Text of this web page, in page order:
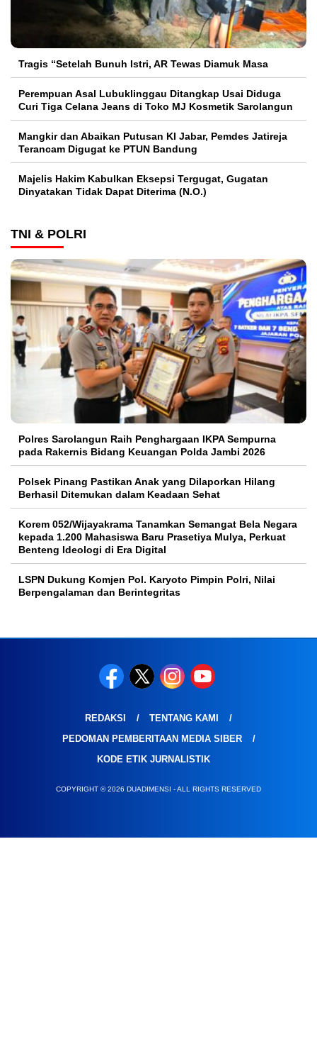
Tragis “Setelah Bunuh Istri, AR Tewas Diamuk Masa
Perempuan Asal Lubuklinggau Ditangkap Usai Diduga
Curi Tiga Celana Jeans di Toko MJ Kosmetik Sarolangun
Mangkir dan Abaikan Putusan KI Jabar, Pemdes Jatireja
Terancam Digugat ke PTUN Bandung
Majelis Hakim Kabulkan Eksepsi Tergugat, Gugatan
Dinyatakan Tidak Dapat Diterima (N.O.)
TNI & POLRI
Polres Sarolangun Raih Penghargaan IKPA Sempurna
pada Rakernis Bidang Keuangan Polda Jambi 2026
Polsek Pinang Pastikan Anak yang Dilaporkan Hilang
Berhasil Ditemukan dalam Keadaan Sehat
Korem 052/Wijayakrama Tanamkan Semangat Bela Negara
kepada 1.200 Mahasiswa Baru Prasetiya Mulya, Perkuat
Benteng Ideologi di Era Digital
LSPN Dukung Komjen Pol. Karyoto Pimpin Polri, Nilai
Berpengalaman dan Berintegritas
REDAKSI
TENTANG KAMI
PEDOMAN PEMBERITAAN MEDIA SIBER
KODE ETIK JURNALISTIK
COPYRIGHT © 2026 DUADIMENSI - ALL RIGHTS RESERVED